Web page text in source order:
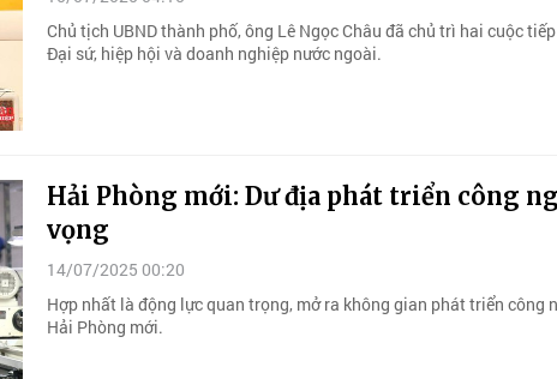
Chủ tịch UBND thành phố, ông Lê Ngọc Châu đã chủ trì hai cuộc
Đại sứ, hiệp hội và doanh nghiệp nước ngoài.
Hải Phòng mới: Dư địa phát triển công
vọng
14/07/2025 00:20
Hợp nhất là động lực quan trọng, mở ra không gian phát triển công
Hải Phòng mới.